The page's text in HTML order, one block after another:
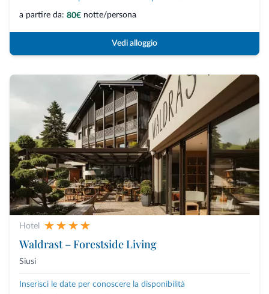
a partire da: 80€ notte/persona
Vedi alloggio
Hotel
Waldrast – Forestside Living
Siusi
Inserisci le date per conoscere la disponibilità